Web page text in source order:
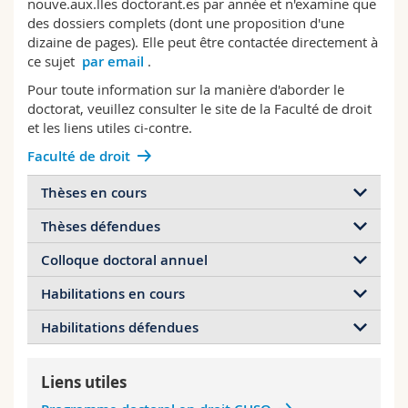
Sciences et médecine
Interfacultaire
Collaborateurs
Doctorants
Webmail
Programme des cours
MyUnifr
nouve.aux.lles doctorant.es par année et n'examine que
des dossiers complets (dont une proposition d'une
dizaine de pages). Elle peut être contactée directement à
ce sujet par email .
Pour toute information sur la manière d'aborder le
doctorat, veuillez consulter le site de la Faculté de droit
et les liens utiles ci-contre.
Faculté de droit
Thèses en cours
Camille Michel : Le rôle des ONG dans la mise
en œuvre du droit international dans les espaces
maritimes sous juridiction nationale, 2026-à ce
jour
François Perriard : La durabilité sans le
développement en droit international, européen
et national comparé de l'environnement, 2026-à
Lionel Germic : L'attribution de responsabilité
Thèses défendues
Sofia Balzaretti : Promouvoir une société sans
sexisme : la protection contre les stéréotypes de
genre en droit international (
laude;Prix Genre 2024) (Schulthess 2023),
2018-2023
international par les tribunaux suisses (
cum laude ;
prix Walther Hug 2019-20)
Colloque doctoral annuel
La Prof. Besson réunit ses doctorants.es une fois
par an pour un colloque doctoral durant une
journée au vert pour discuter de l'état d'avancement
Habilitations en cours
Edoardo Stoppioni : Les minorités du droit
Katja Francesca Achermann : Das
Menschenrecht auf Wissenschaft: Die
Habilitations défendues
Liens utiles